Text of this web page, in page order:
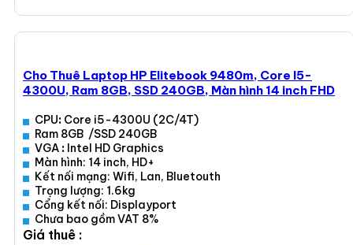
Cho Thuê Laptop HP Elitebook 9480m, Core I5-
4300U, Ram 8GB, SSD 240GB, Màn hình 14 inch FHD
CPU: Core i5-4300U (2C/4T)
Ram 8GB /SSD 240GB
VGA : Intel HD Graphics
Màn hình: 14 inch, HD+
Kết nối mạng: Wifi, Lan, Bluetouth
Trọng lượng: 1.6kg
Cổng kết nối: Displayport
Chưa bao gồm VAT 8%
Giá thuê :